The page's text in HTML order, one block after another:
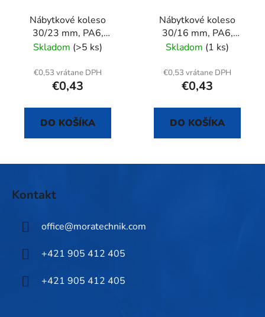
Nábytkové koleso
30/23 mm, PA6,
samostatné
Skladom (>5 ks)
€0,53 vrátane DPH
€0,43
DO KOŠÍKA
Nábytkové koleso
30/16 mm, PA6,
samostatné
Skladom (1 ks)
€0,53 vrátane DPH
€0,43
DO KOŠÍKA
Kontakt
office@moratechnik.com
+421 905 412 405
+421 905 412 405